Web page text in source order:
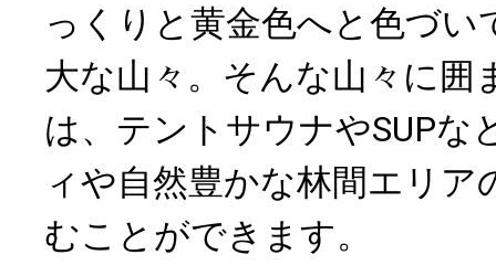
っくりと黄金色へと色づい
大な山々。そんな山々に囲
は、テントサウナやSUPな
ィや自然豊かな林間エリア
むことができます。